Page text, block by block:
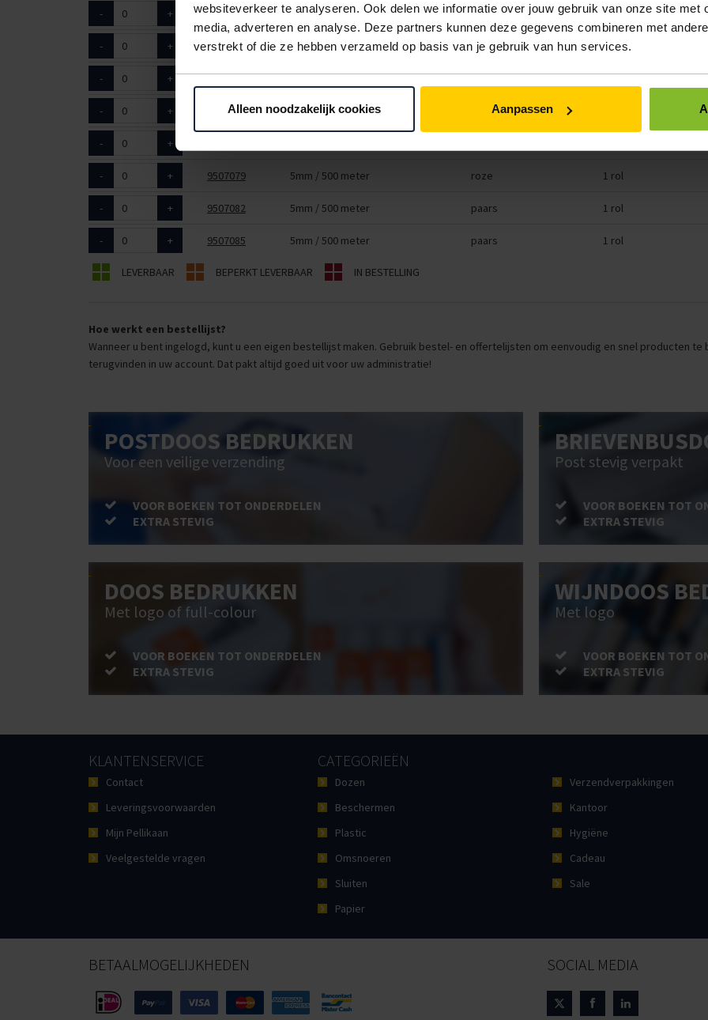
websiteverkeer te analyseren. Ook delen we informatie over jouw gebruik van onze site met
media, adverteren en analyse. Deze partners kunnen deze gegevens combineren met
verstrekt of die ze hebben verzameld op basis van je gebruik van hun services.
Alleen noodzakelijk cookies Aanpassen
- + 9507060 5mm / 500 meter lichtblauw 1 rol
- + 9507064 5mm / 500 meter blauw 1 rol
- + 9507070 5mm / 500 meter zwart 1 rol
- + 9507073 5mm / 500 meter roze
- +
- + 9507079 5mm / 500 meter roze 1 rol
- + 9507082 5mm / 500 meter paars 1 rol
- + 9507085 5mm / 500 meter paars 1 rol
LEVERBAAR BEPERKT LEVERBAAR IN BESTELLING
Hoe werkt een bestellijst?
Wanneer u bent ingelogd, kunt u een eigen bestellijst maken. Gebruik bestel- en offertelijsten om eenvoudig en snel producten
terugvinden in uw account. Dat pakt altijd goed uit voor uw administratie!
POSTDOOS BEDRUKKEN
Voor een veilige verzending
VOOR BOEKEN TOT ONDERDELEN
EXTRA STEVIG
Post stevig verpakt
VOOR BOEKEN TOT
EXTRA STEVIG
DOOS BEDRUKKEN
Met logo of full-colour
VOOR BOEKEN TOT ONDERDELEN
EXTRA STEVIG
WIJNDOOS
Met logo
VOOR BOEKEN TOT
EXTRA STEVIG
KLANTENSERVICE
Contact
Leveringsvoorwaarden
Mijn Pellikaan
Veelgestelde vragen
CATEGORIEËN
Dozen
Beschermen
Plastic
Omsnoeren
Sluiten
Papier
Verzendverpakkingen
Kantoor
Hygiëne
Cadeau
Sale
BETAALMOGELIJKHEDEN SOCIAL MEDIA